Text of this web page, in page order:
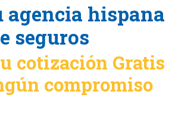
agencia hispana
seguros
cotización Gratis
compromiso